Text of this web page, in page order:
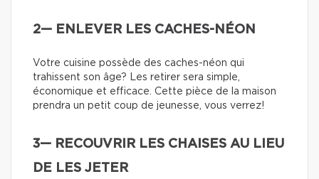
2— ENLEVER LES CACHES-NÉON
Votre cuisine possède des caches-néon qui
trahissent son âge? Les retirer sera simple,
économique et efficace. Cette pièce de la maison
prendra un petit coup de jeunesse, vous verrez!
3— RECOUVRIR LES CHAISES AU LIEU
DE LES JETER